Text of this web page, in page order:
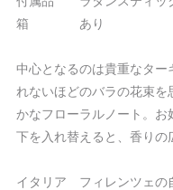
箱 あり
中心となるのは貴重なター
れないほどのバラの花束
かなフローラルノート。お
下を入れ替えると、香りの
イタリア フィレンツェの